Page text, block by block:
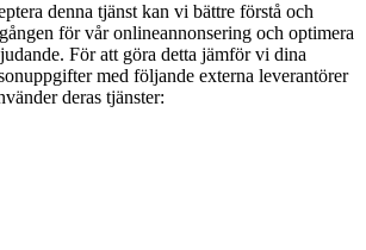
denna tjänst kan vi bättre förstå och
för vår onlineannonsering och optimera
För att göra detta jämför vi dina
med följande externa leverantörer
deras tjänster: